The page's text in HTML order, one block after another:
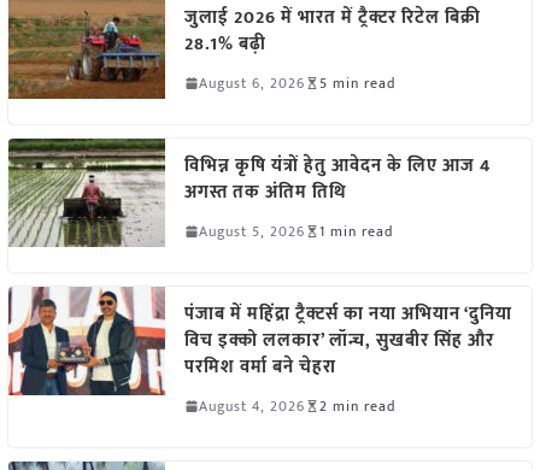
जुलाई 2026 में भारत में ट्रैक्टर रिटेल बिक्री
28.1% बढ़ी
August 6, 2026 5 min read
विभिन्न कृषि यंत्रों हेतु आवेदन के लिए आज 4
अगस्त तक अंतिम तिथि
August 5, 2026 1 min read
पंजाब में महिंद्रा ट्रैक्टर्स का नया अभियान ‘दुनिया
विच इक्को ललकार’ लॉन्च, सुखबीर सिंह और
परमिश वर्मा बने चेहरा
August 4, 2026 2 min read